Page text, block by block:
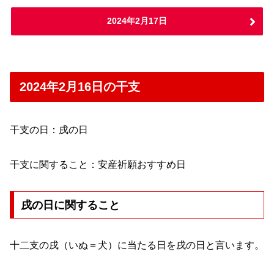
2024年2月17日
2024年2月16日の干支
干支の日：戌の日
干支に関すること：安産祈願おすすめ日
戌の日に関すること
十二支の戌（いぬ＝犬）に当たる日を戌の日と言います。